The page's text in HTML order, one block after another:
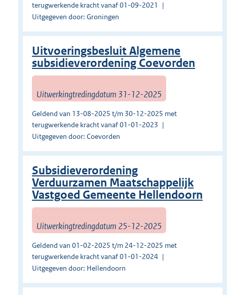
terugwerkende kracht vanaf 01-09-2021
Uitgegeven door: Groningen
Uitvoeringsbesluit Algemene
subsidieverordening Coevorden
Uitwerkingtredingdatum 31-12-2025
Geldend van 13-08-2025 t/m 30-12-2025 met
terugwerkende kracht vanaf 01-01-2023
Uitgegeven door: Coevorden
Subsidieverordening
Verduurzamen Maatschappelijk
Vastgoed Gemeente Hellendoorn
Uitwerkingtredingdatum 25-12-2025
Geldend van 01-02-2025 t/m 24-12-2025 met
terugwerkende kracht vanaf 01-01-2024
Uitgegeven door: Hellendoorn